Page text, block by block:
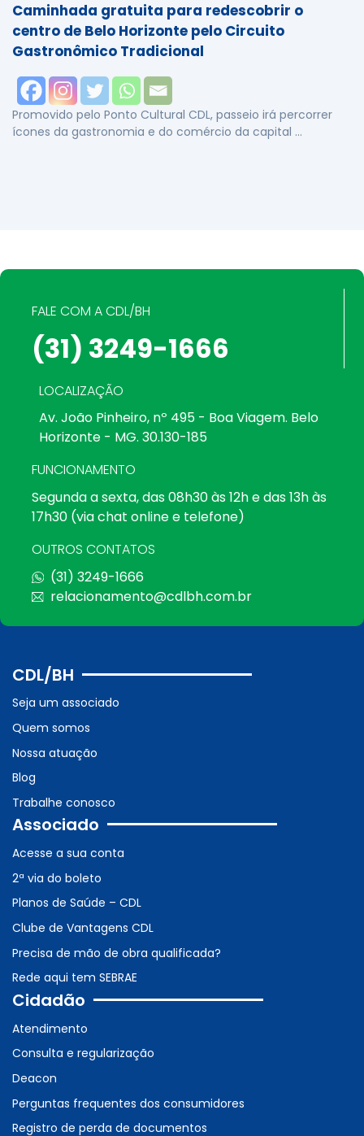
Caminhada gratuita para redescobrir o
centro de Belo Horizonte pelo Circuito
Gastronômico Tradicional
Promovido pelo Ponto Cultural CDL, passeio irá percorrer
ícones da gastronomia e do comércio da capital …
FALE COM A CDL/BH
(31) 3249-1666
LOCALIZAÇÃO
Av. João Pinheiro, nº 495 - Boa Viagem. Belo
Horizonte - MG. 30.130-185
FUNCIONAMENTO
Segunda a sexta, das 08h30 às 12h e das 13h às
17h30 (via chat online e telefone)
OUTROS CONTATOS
(31) 3249-1666
relacionamento@cdlbh.com.br
CDL/BH
Seja um associado
Quem somos
Nossa atuação
Blog
Trabalhe conosco
Associado
Acesse a sua conta
2ª via do boleto
Planos de Saúde – CDL
Clube de Vantagens CDL
Precisa de mão de obra qualificada?
Rede aqui tem SEBRAE
Cidadão
Atendimento
Consulta e regularização
Deacon
Perguntas frequentes dos consumidores
Registro de perda de documentos